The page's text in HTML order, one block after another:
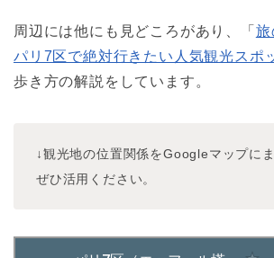
周辺には他にも見どころがあり、「 旅
パリ7区で絶対行きたい人気観光スポ
歩き方の解説をしています。
↓観光地の位置関係をGoogleマップに
ぜひ活用ください。